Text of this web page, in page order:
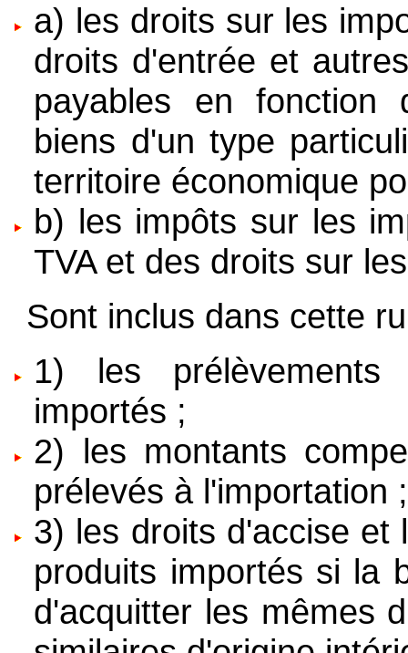
a) les droits sur les
droits d'entrée et
payables en fonction
biens d'un type
territoire économique
b) les impôts sur les
TVA et des droits sur
Sont inclus dans cette
1) les
importés ;
2) les montants
prélevés à l'importation ;
3) les droits d'accise et
produits importés si la
d'acquitter les mêmes